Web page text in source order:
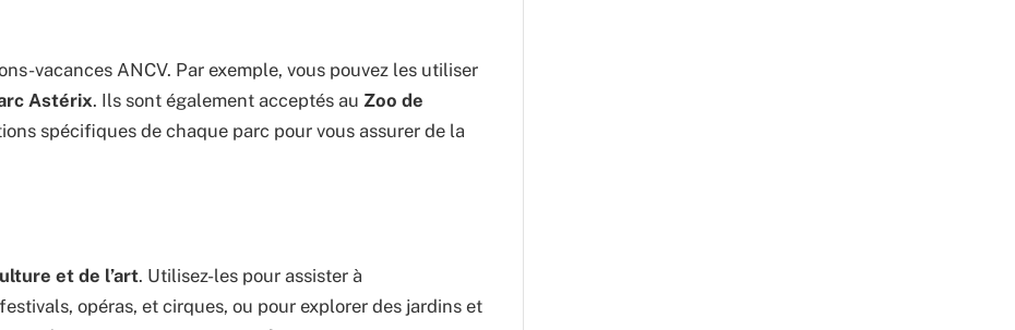
vacances ANCV. Par exemple, vous pouvez les utiliser
Astérix. Ils sont également acceptés au Zoo de
spécifiques de chaque parc pour vous assurer de la
et de l’art. Utilisez-les pour assister à
opéras, et cirques, ou pour explorer des jardins et